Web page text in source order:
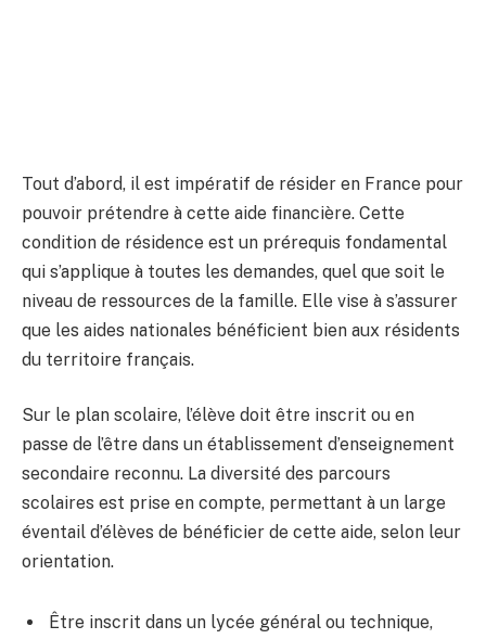
Tout d’abord, il est impératif de résider en France pour
pouvoir prétendre à cette aide financière. Cette
condition de résidence est un prérequis fondamental
qui s’applique à toutes les demandes, quel que soit le
niveau de ressources de la famille. Elle vise à s’assurer
que les aides nationales bénéficient bien aux résidents
du territoire français.
Sur le plan scolaire, l’élève doit être inscrit ou en
passe de l’être dans un établissement d’enseignement
secondaire reconnu. La diversité des parcours
scolaires est prise en compte, permettant à un large
éventail d’élèves de bénéficier de cette aide, selon leur
orientation.
Être inscrit dans un lycée général ou technique,